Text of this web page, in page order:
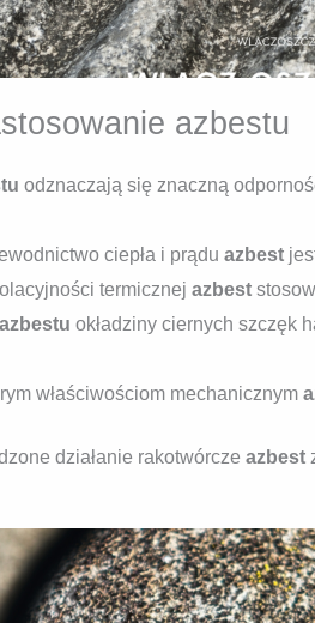
azbestu
odznaczają się znaczną
ciepła i prądu azbest
termicznej azbest
azbestu okładziny ciernych szczęk
właściwościom mechanicznym
działanie rakotwórcze azbest